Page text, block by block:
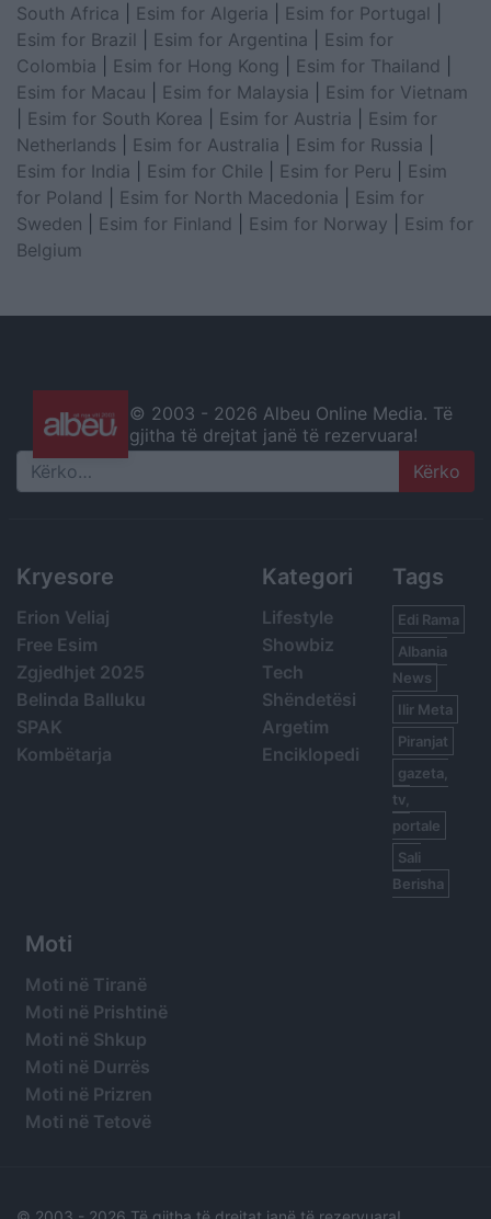
South Africa
Esim for Algeria Esim for Portugal
Esim for Brazil
Esim for Argentina
Esim for
Colombia
Esim for Hong Kong Esim for Thailand
Esim for Macau
Esim for Malaysia
Esim for Vietnam
Esim for South Korea Esim for Austria
Esim for
Netherlands
Esim for Australia Esim for Russia
Esim for India
Esim for Chile Esim for Peru
Esim
for Poland
Esim for North Macedonia
Esim for
Sweden
Esim for Finland Esim for Norway
Esim for
Belgium
© 2003 - 2026 Albeu Online Media. Të
gjitha të drejtat janë të rezervuara!
Search
Kryesore
Erion Veliaj
Free Esim
Zgjedhjet 2025
Belinda Balluku
SPAK
Kombëtarja
Kategori
Lifestyle
Showbiz
Tech
Shëndetësi
Argetim
Enciklopedi
Tags
Edi Rama
Albania
News
Ilir Meta
Piranjat
gazeta,
tv,
portale
Sali
Berisha
Moti
Moti në Tiranë
Moti në Prishtinë
Moti në Shkup
Moti në Durrës
Moti në Prizren
Moti në Tetovë